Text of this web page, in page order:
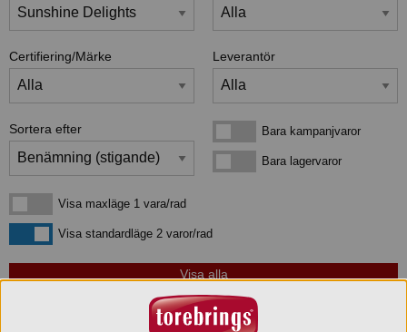
Certifiering/Märke Leverantör
Sortera efter Bara kampanjvarorBara kampanjvaror
Bara lagervarorBara lagervaror
Visa maxläge 1 vara/rad
Visa maxläge 1 vara/rad
Visa standardlägeVisa standardläge 2 varor/rad
som matchar din sökning: